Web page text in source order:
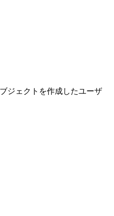
ジェクトを作成したユーザ